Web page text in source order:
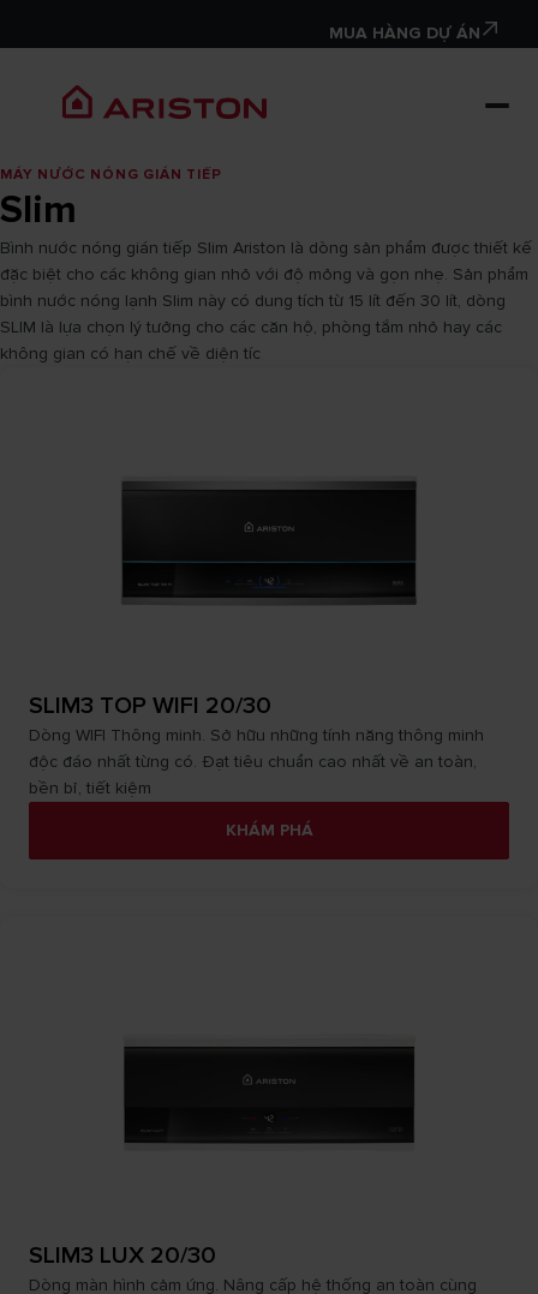
MUA HÀNG DỰ ÁN
MÁY NƯỚC NÓNG GIÁN TIẾP
Slim
Bình nước nóng gián tiếp Slim Ariston là dòng sản phẩm được thiết kế
đặc biệt cho các không gian nhỏ với độ mỏng và gọn nhẹ. Sản phẩm
bình nước nóng lạnh Slim này có dung tích từ 15 lít đến 30 lít, dòng
SLIM là lựa chọn lý tưởng cho các căn hộ, phòng tắm nhỏ hay các
không gian có hạn chế về diện tíc
SLIM3 TOP WIFI 20/30
Dòng WIFI Thông minh. Sở hữu những tính năng thông minh
độc đáo nhất từng có. Đạt tiêu chuẩn cao nhất về an toàn,
bền bỉ, tiết kiệm
KHÁM PHÁ
SLIM3 LUX 20/30
Dòng màn hình cảm ứng. Nâng cấp hệ thống an toàn cùng